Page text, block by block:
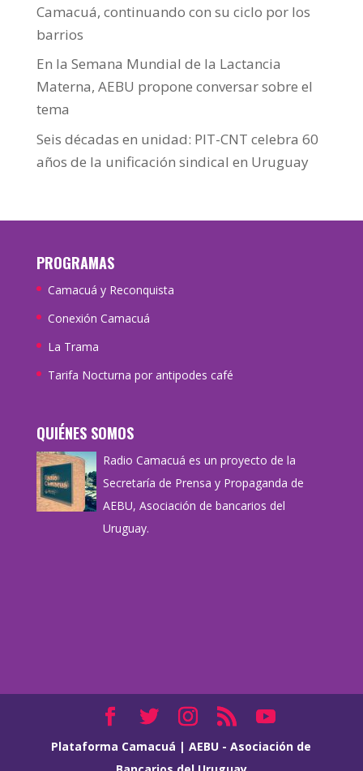
Camacuá, continuando con su ciclo por los
barrios
En la Semana Mundial de la Lactancia
Materna, AEBU propone conversar sobre el
tema
Seis décadas en unidad: PIT-CNT celebra 60
años de la unificación sindical en Uruguay
PROGRAMAS
Camacuá y Reconquista
Conexión Camacuá
La Trama
Tarifa Nocturna por antipodes café
QUIÉNES SOMOS
Radio Camacuá es un proyecto de la
Secretaría de Prensa y Propaganda de
AEBU, Asociación de bancarios del
Uruguay.
Plataforma Camacuá |AEBU - Asociación de